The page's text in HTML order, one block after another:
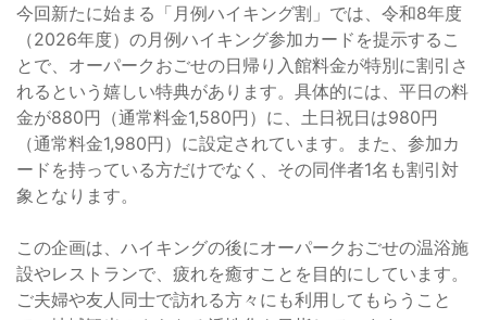
今回新たに始まる「月例ハイキング割」では、令和8年度
（2026年度）の月例ハイキング参加カードを提示するこ
とで、オーパークおごせの日帰り入館料金が特別に割引さ
れるという嬉しい特典があります。具体的には、平日の料
金が880円（通常料金1,580円）に、土日祝日は980円
（通常料金1,980円）に設定されています。また、参加カ
ードを持っている方だけでなく、その同伴者1名も割引対
象となります。
この企画は、ハイキングの後にオーパークおごせの温浴施
設やレストランで、疲れを癒すことを目的にしています。
ご夫婦や友人同士で訪れる方々にも利用してもらうこと